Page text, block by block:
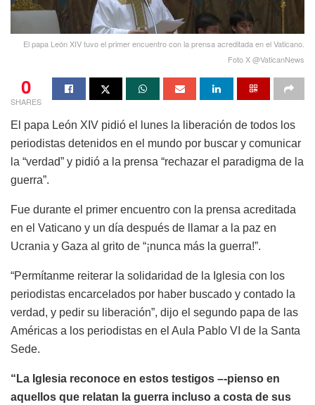
El papa León XIV tuvo el primer encuentro con la prensa acreditada en el Vaticano.
Foto X @VaticanNews
0
SHARES
El papa León XIV pidió el lunes la liberación de todos los
periodistas detenidos en el mundo por buscar y comunicar
la “verdad” y pidió a la prensa “rechazar el paradigma de la
guerra”.
Fue durante el primer encuentro con la prensa acreditada
en el Vaticano y un día después de llamar a la paz en
Ucrania y Gaza al grito de “¡nunca más la guerra!”.
“Permítanme reiterar la solidaridad de la Iglesia con los
periodistas encarcelados por haber buscado y contado la
verdad, y pedir su liberación”, dijo el segundo papa de las
Américas a los periodistas en el Aula Pablo VI de la Santa
Sede.
“La Iglesia reconoce en estos testigos –-pienso en
aquellos que relatan la guerra incluso a costa de sus